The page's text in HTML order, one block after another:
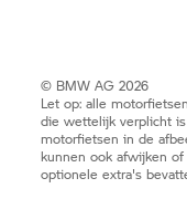
© BMW AG 2026
Let op: alle
die wettelijk verplicht
motorfietsen in de
kunnen ook afwijken
optionele extra's